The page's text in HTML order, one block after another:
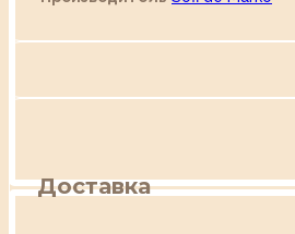
Доставка